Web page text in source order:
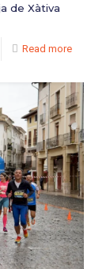
de Xàtiva
Read more